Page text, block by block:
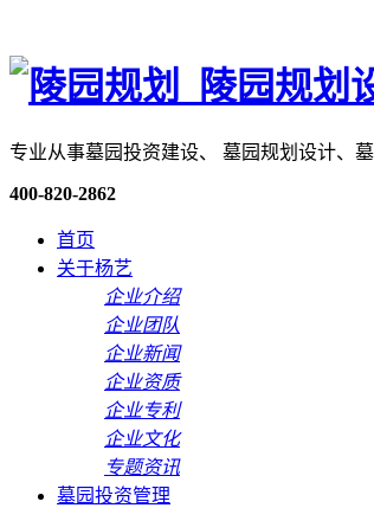
专业从事墓园投资建设、 墓园规划设计、
400-820-2862
首页
关于杨艺
企业介绍
企业团队
企业新闻
企业资质
企业专利
企业文化
专题资讯
墓园投资管理